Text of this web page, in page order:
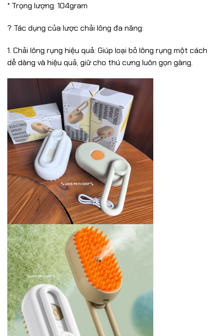
* Trọng lượng: 104gram
? Tác dụng của lược chải lông đa năng:
1. Chải lông rụng hiệu quả: Giúp loại bỏ lông rụng một cách
dễ dàng và hiệu quả, giữ cho thú cưng luôn gọn gàng.